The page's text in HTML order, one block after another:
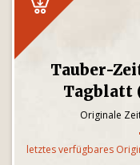
Tauber-
Tagblatt
Originale
letztes verfügbares